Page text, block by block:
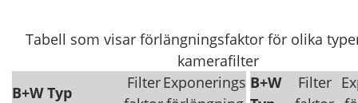
Tabell som visar förlängningsfaktor för olika
kamerafilter
B+W Typ
FilterExponerings B+W
Filter